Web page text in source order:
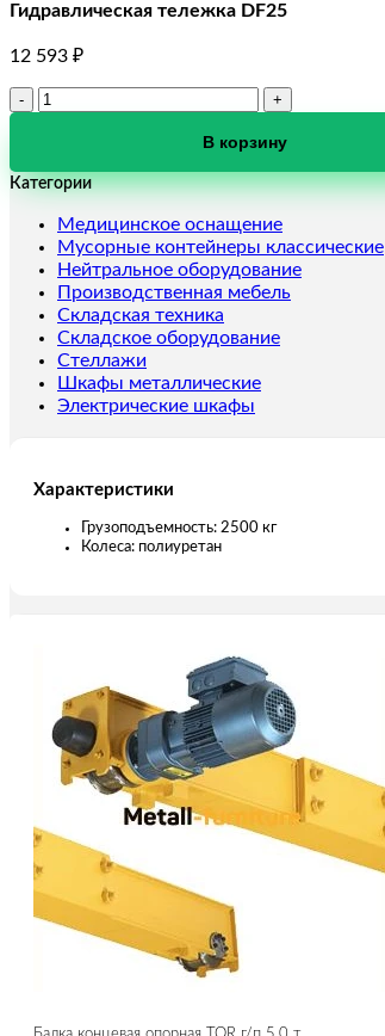
Гидравлическая тележка DF25
12 593 ₽
Количество
DF25
В корзину
Категории
Медицинское оснащение
Мусорные контейнеры классические
Нейтральное оборудование
Производственная мебель
Складская техника
Складское оборудование
Стеллажи
Шкафы металлические
Электрические шкафы
Характеристики
Грузоподъемность: 2500 кг
Колесa: полиуретан